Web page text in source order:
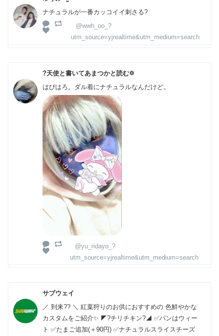
ナチュラルが一番カッコイイ刺さる?
@wwh_oo_?
utm_source=yjrealtime&utm_medium=search
?天使と書いてあまつかと読む✡
はぴはろ。ダル着にナチュラルなんだけど。
@yu_ridayo_?
utm_source=yjrealtime&utm_medium=search
サブウェイ
／ 到来?? ＼ 紅葉狩りのお供におすすめの 色鮮やかな
カスタムをご紹介✨ ◤?チリチキン?◢ ✅パンはウィー
ト ✅たまご追加(＋90円) ✅ナチュラルスライスチーズ